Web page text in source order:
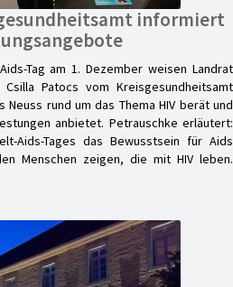
informiert
Tag am 1. Dezember weisen Landrat
Patocs vom Kreisgesundheitsamt
rund um das Thema HIV berät und
anbietet. Petrauschke erläutert:
Aids-Tages das Bewusstsein für Aids
Menschen zeigen, die mit HIV leben.